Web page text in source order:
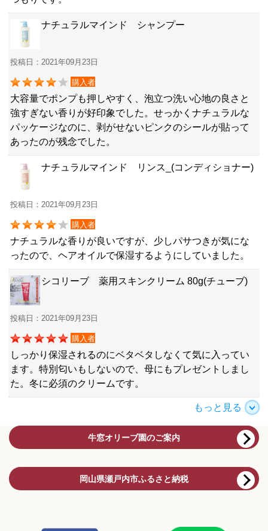
ナチュラルマインド シャンプー
投稿日：2021年09月23日
購入者
大容量でポンプも押しやすく、泡立つ洗い心地の良さと
強すぎない香りが好印象でした。せっかくナチュラルな
パッケージなのに、剥がせないピンクのシールが貼って
あったのが残念でした。
ナチュラルマインド リンス_(コンディショナー)
投稿日：2021年09月23日
購入者
ナチュラルな香りが良いですが、少しパサつきが気にな
ったので、ヘアオイルで保湿するようにしていました。
シコリーブ 薬用スキンクリーム 80g(チューブ)
投稿日：2021年09月23日
購入者
しっかり保湿されるのにベタベタしなくて気に入ってい
ます。特別匂いもしないので、母にもプレゼントしまし
た。冬に必須のクリームです。
もっと見る
牛窓オリーブ園のご案内
岡山県瀬戸内市ふるさと納税